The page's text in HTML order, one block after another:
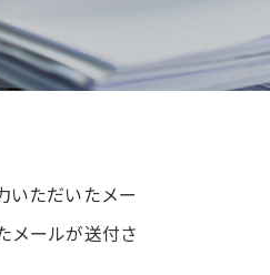
いただいたメー
メールが送付さ